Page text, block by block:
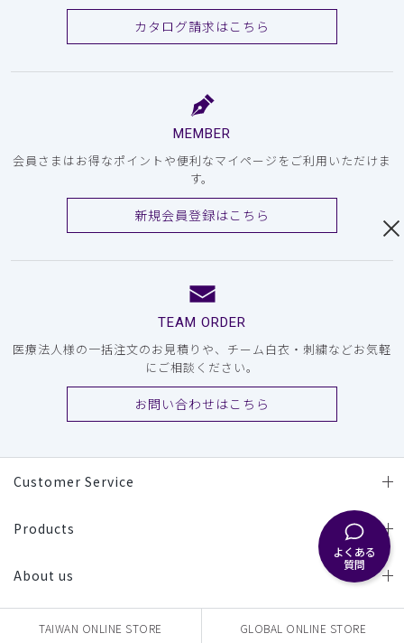
よくある
質問
カタログ請求はこちら
MEMBER
会員さまはお得なポイントや便利なマイページをご利用いただけま
す。
新規会員登録はこちら
TEAM ORDER
医療法人様の一括注文のお見積りや、チーム白衣・刺繍などお気軽
にご相談ください。
お問い合わせはこちら
Customer Service
Products
About us
TAIWAN ONLINE STORE GLOBAL ONLINE STORE